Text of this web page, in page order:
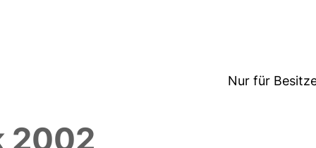
Nur für
2002